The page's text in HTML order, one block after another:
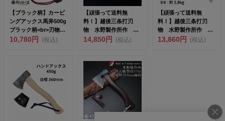
【ブラック柄】カービ
ングアックス馬斧500g
ブラック柄<br>刃物の
本...
10,780円 (税込)
【頑張って送料無
料！】越後三条打刃
物 水野製作所作 ク
ラフトアックス 全鋼
14,850円 (税込)
【頑張って送料無
料！】越後三条打刃
物 水野製作所作 木
割500匁（1.9kg） 白
13,860円 (税込)